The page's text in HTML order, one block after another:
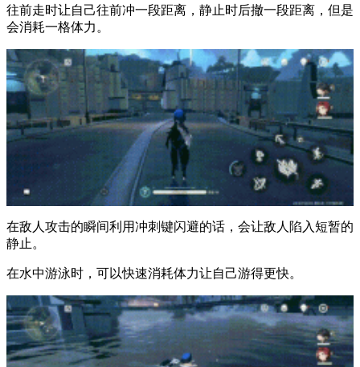
往前走时让自己往前冲一段距离，静止时后撤一段距离，但是
会消耗一格体力。
在敌人攻击的瞬间利用冲刺键闪避的话，会让敌人陷入短暂的
静止。
在水中游泳时，可以快速消耗体力让自己游得更快。